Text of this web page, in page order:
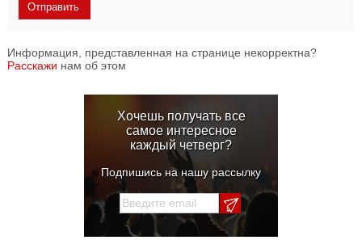
Информация, представленная на странице некорректна?
Расскажи нам об этом
Хочешь получать все
самое интересное
каждый четверг?
Подпишись на нашу рассылку